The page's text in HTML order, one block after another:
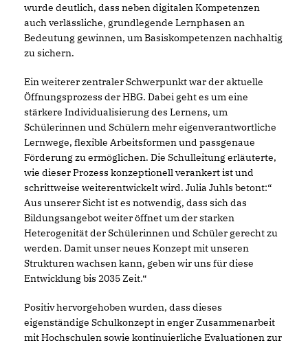
wurde deutlich, dass neben digitalen Kompetenzen
auch verlässliche, grundlegende Lernphasen an
Bedeutung gewinnen, um Basiskompetenzen nachhaltig
zu sichern.
Ein weiterer zentraler Schwerpunkt war der aktuelle
Öffnungsprozess der HBG. Dabei geht es um eine
stärkere Individualisierung des Lernens, um
Schülerinnen und Schülern mehr eigenverantwortliche
Lernwege, flexible Arbeitsformen und passgenaue
Förderung zu ermöglichen. Die Schulleitung erläuterte,
wie dieser Prozess konzeptionell verankert ist und
schrittweise weiterentwickelt wird. Julia Juhls betont:“
Aus unserer Sicht ist es notwendig, dass sich das
Bildungsangebot weiter öffnet um der starken
Heterogenität der Schülerinnen und Schüler gerecht zu
werden. Damit unser neues Konzept mit unseren
Strukturen wachsen kann, geben wir uns für diese
Entwicklung bis 2035 Zeit.“
Positiv hervorgehoben wurden, dass dieses
eigenständige Schulkonzept in enger Zusammenarbeit
mit Hochschulen sowie kontinuierliche Evaluationen zur